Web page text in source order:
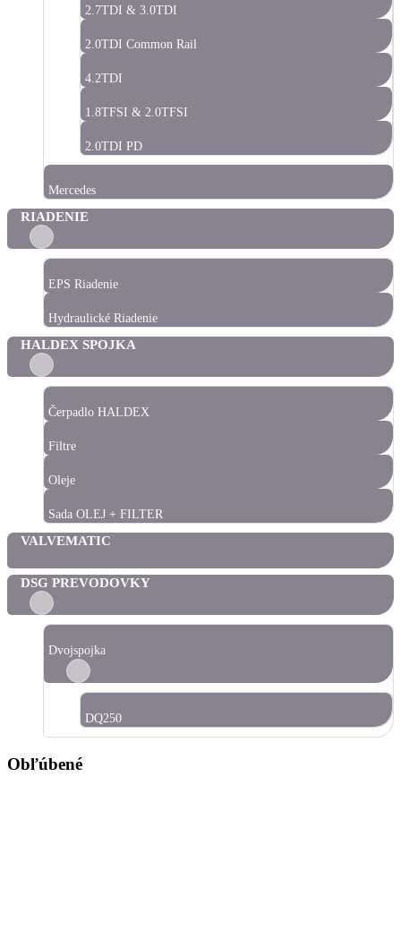
2.7TDI & 3.0TDI
2.0TDI Common Rail
4.2TDI
1.8TFSI & 2.0TFSI
2.0TDI PD
Mercedes
RIADENIE
EPS Riadenie
Hydraulické Riadenie
HALDEX SPOJKA
Čerpadlo HALDEX
Filtre
Oleje
Sada OLEJ + FILTER
VALVEMATIC
DSG PREVODOVKY
Dvojspojka
DQ250
Obľúbené